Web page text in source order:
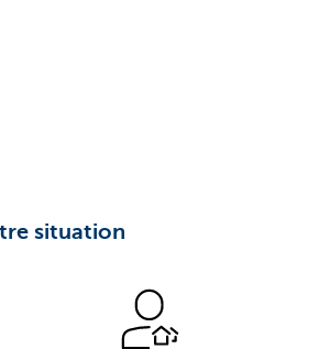
situation